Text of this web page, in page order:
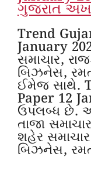
ગુજરાત
Trend
January
સમાચાર,
બિઝનેસ,
ઈમેજ સાથે.
Paper 12
ઉપલબ્ધ છે.
તાજા
શહેર
બિઝનેસ,